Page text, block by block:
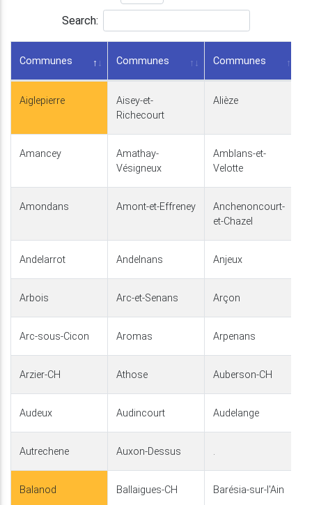
Search:
Communes Communes Communes
Aiglepierre
Aisey-et-
Richecourt
Alièze
Amancey
Amathay-
Vésigneux
Amblans-et-
Velotte
Amondans Amont-et-Effreney
Anchenoncourt-
et-Chazel
Andelarrot Andelnans Anjeux
Arbois Arc-et-Senans Arçon
Arc-sous-Cicon Aromas Arpenans
Arzier-CH Athose Auberson-CH
Audeux Audincourt Audelange
Autrechene Auxon-Dessus .
Balanod Ballaigues-CH Barésia-sur-l'Ain